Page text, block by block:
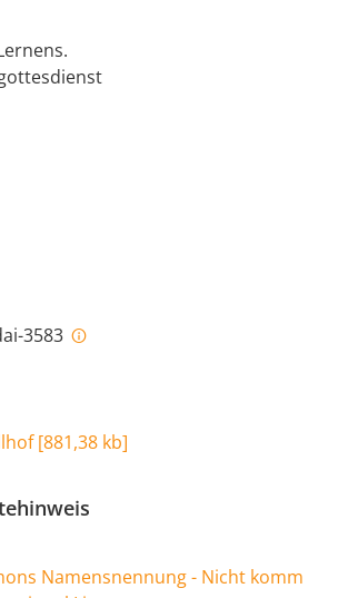
3583
[881,38 kb]
Namensnennung - Nicht komm